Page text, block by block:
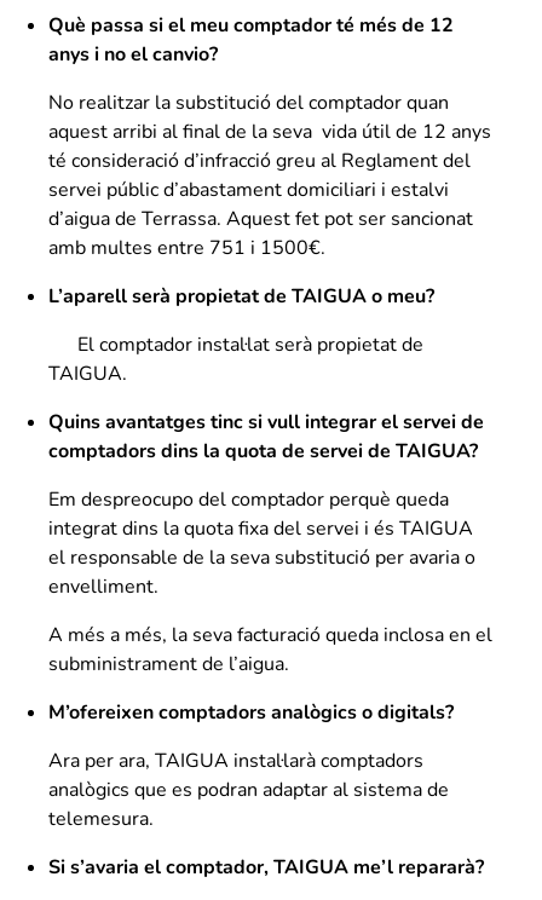
Què passa si el meu comptador té més de 12
anys i no el canvio?
No realitzar la substitució del comptador quan
aquest arribi al final de la seva vida útil de 12 anys
té consideració d’infracció greu al Reglament del
servei públic d’abastament domiciliari i estalvi
d’aigua de Terrassa. Aquest fet pot ser sancionat
amb multes entre 751 i 1500€.
L’aparell serà propietat de TAIGUA o meu?
El comptador instal·lat serà propietat de
TAIGUA.
Quins avantatges tinc si vull integrar el servei de
comptadors dins la quota de servei de TAIGUA?
Em despreocupo del comptador perquè queda
integrat dins la quota fixa del servei i és TAIGUA
el responsable de la seva substitució per avaria o
envelliment.
A més a més, la seva facturació queda inclosa en el
subministrament de l’aigua.
M’ofereixen comptadors analògics o digitals?
Ara per ara, TAIGUA instal·larà comptadors
analògics que es podran adaptar al sistema de
telemesura.
Si s’avaria el comptador, TAIGUA me’l repararà?